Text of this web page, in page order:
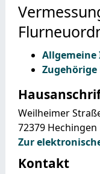
Weilheimer
72379 Hechingen
Zur
Kontakt